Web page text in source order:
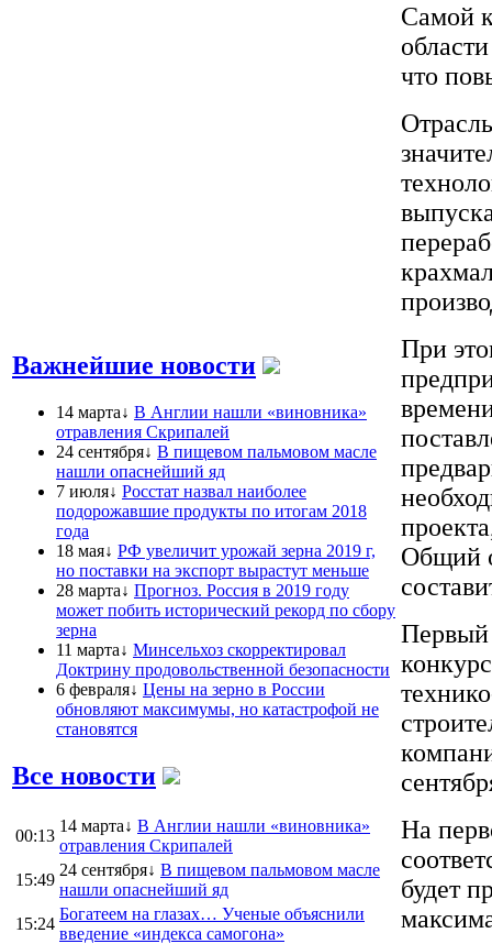
Важнейшие новости
14 марта↓ В Англии нашли «виновника»
отравления Скрипалей
24 сентября↓ В пищевом пальмовом масле
нашли опаснейший яд
7 июля↓ Росстат назвал наиболее
подорожавшие продукты по итогам 2018
года
18 мая↓ РФ увеличит урожай зерна 2019 г,
но поставки на экспорт вырастут меньше
28 марта↓ Прогноз. Россия в 2019 году
может побить исторический рекорд по сбору
зерна
11 марта↓ Минсельхоз скорректировал
Доктрину продовольственной безопасности
6 февраля↓ Цены на зерно в России
обновляют максимумы, но катастрофой не
становятся
Все новости
00:13
14 марта↓ В Англии нашли «виновника»
отравления Скрипалей
15:49
24 сентября↓ В пищевом пальмовом масле
нашли опаснейший яд
15:24
Богатеем на глазах… Ученые объяснили
введение «индекса самогона»
Самой
что
При
Общий
Первый
На
будет